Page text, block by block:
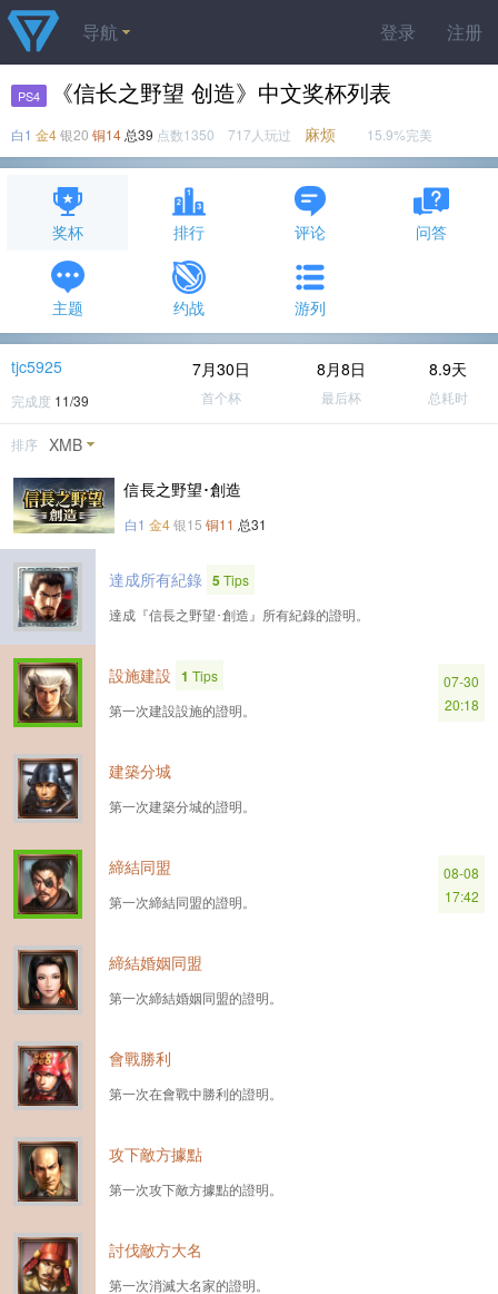
登录 注册
导航
PS4 《信长之野望 创造》中文奖杯列表
白1 金4银20 铜14 总39 点数1350 717人玩过 麻烦 15.9%完美
奖杯 排行 评论 问答
主题 约战 游列
tjc5925
完成度 11/39
7月30日
首个杯
8月8日
最后杯
8.9天
总耗时
排序 XMB
信長之野望･創造
白1 金4银15 铜11 总31
達成所有紀錄 5Tips
達成『信長之野望･創造』所有紀錄的證明。
設施建設 1 Tips
第一次建設設施的證明。
07-30
20:18
建築分城
第一次建築分城的證明。
締結同盟
第一次締結同盟的證明。
08-08
17:42
締結婚姻同盟
第一次締結婚姻同盟的證明。
會戰勝利
第一次在會戰中勝利的證明。
攻下敵方據點
第一次攻下敵方據點的證明。
討伐敵方大名
第一次消滅大名家的證明。